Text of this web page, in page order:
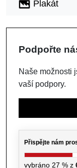
Plakát
Podpořte
Naše možnosti
vaší podpory.